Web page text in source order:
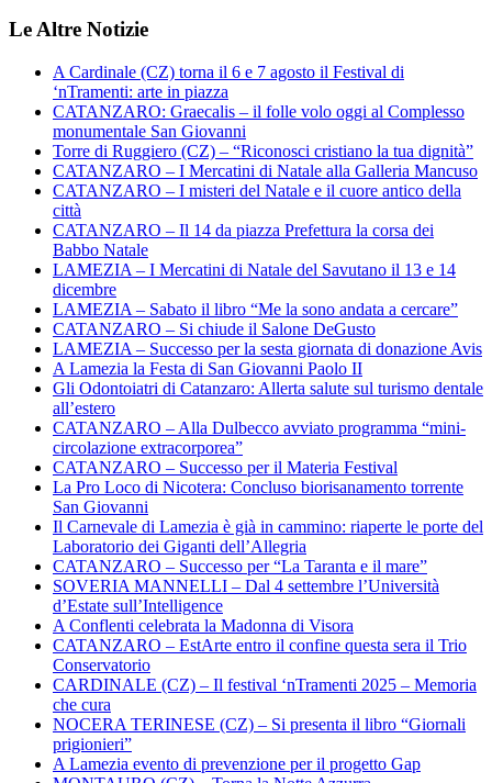
Le Altre Notizie
A Cardinale (CZ) torna il 6 e 7 agosto il Festival di
‘nTramenti: arte in piazza
CATANZARO: Graecalis – il folle volo oggi al Complesso
monumentale San Giovanni
Torre di Ruggiero (CZ) – “Riconosci cristiano la tua dignità”
CATANZARO – I Mercatini di Natale alla Galleria Mancuso
CATANZARO – I misteri del Natale e il cuore antico della
città
CATANZARO – Il 14 da piazza Prefettura la corsa dei
Babbo Natale
LAMEZIA – I Mercatini di Natale del Savutano il 13 e 14
dicembre
LAMEZIA – Sabato il libro “Me la sono andata a cercare”
CATANZARO – Si chiude il Salone DeGusto
LAMEZIA – Successo per la sesta giornata di donazione Avis
A Lamezia la Festa di San Giovanni Paolo II
Gli Odontoiatri di Catanzaro: Allerta salute sul turismo dentale
all’estero
CATANZARO – Alla Dulbecco avviato programma “mini-
circolazione extracorporea”
CATANZARO – Successo per il Materia Festival
La Pro Loco di Nicotera: Concluso biorisanamento torrente
San Giovanni
Il Carnevale di Lamezia è già in cammino: riaperte le porte del
Laboratorio dei Giganti dell’Allegria
CATANZARO – Successo per “La Taranta e il mare”
SOVERIA MANNELLI – Dal 4 settembre l’Università
d’Estate sull’Intelligence
A Conflenti celebrata la Madonna di Visora
CATANZARO – EstArte entro il confine questa sera il Trio
Conservatorio
CARDINALE (CZ) – Il festival ‘nTramenti 2025 – Memoria
che cura
NOCERA TERINESE (CZ) – Si presenta il libro “Giornali
prigionieri”
A Lamezia evento di prevenzione per il progetto Gap